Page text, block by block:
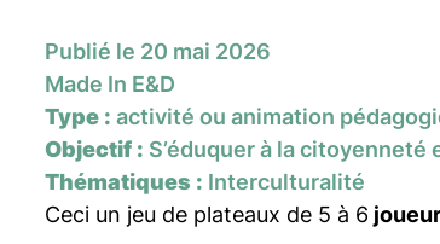
Publié le 20 mai 2026
Made In E&D
Type :activité ou animation
Objectif : S’éduquer à la citoyenneté
Thématiques : Interculturalité
Ceci un jeu de plateaux de 5 à 6